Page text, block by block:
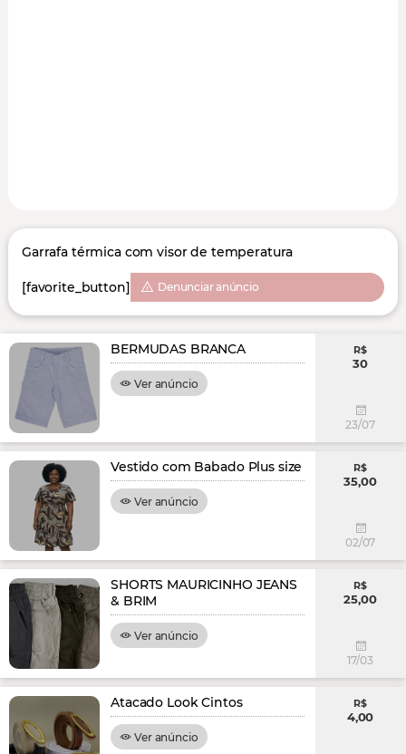
Garrafa térmica com visor de temperatura
[favorite_button] Denunciar anúncio
BERMUDAS BRANCA
Ver anúncio
R$
30
23/07
Vestido com Babado Plus size
Ver anúncio
R$
35,00
02/07
SHORTS MAURICINHO JEANS
& BRIM
Ver anúncio
R$
25,00
17/03
Atacado Look Cintos
Ver anúncio
R$
4,00